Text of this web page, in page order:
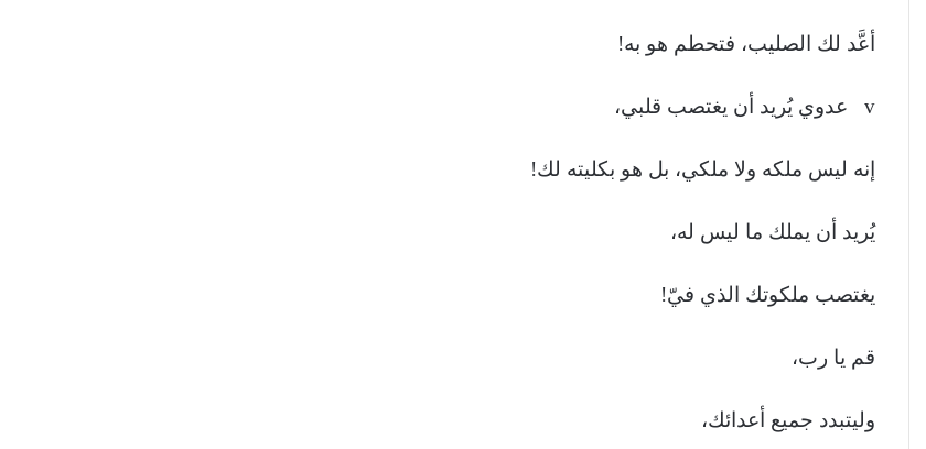
أعَّد لك الصليب، فتحطم هو به!
v عدوي يُريد أن يغتصب قلبي،
إنه ليس ملكه ولا ملكي، بل هو بكليته لك!
يُريد أن يملك ما ليس له،
يغتصب ملكوتك الذي فيّ!
قم يا رب،
وليتبدد جميع أعدائك،